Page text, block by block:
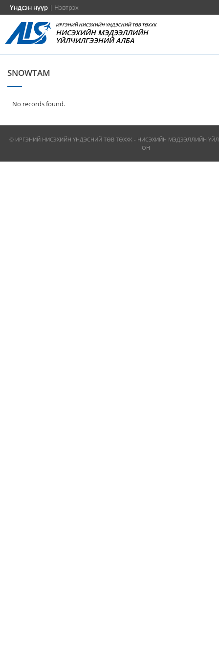
Үндсэн нүүр | Нэвтрэх
ИРГЭНИЙ НИСЭХИЙН ҮНДЭСНИЙ ТӨВ ТӨХХК
НИСЭХИЙН МЭДЭЭЛЛИЙН
ҮЙЛЧИЛГЭЭНИЙ АЛБА
SNOWTAM
No records found.
© ИРГЭНИЙ НИСЭХИЙН ҮНДЭСНИЙ ТӨВ ТӨХХК - НИСЭХИЙН МЭДЭЭЛЛИЙН
ОН